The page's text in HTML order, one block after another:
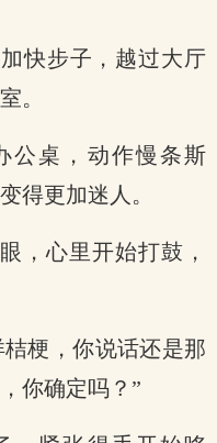
快步子，越过大厅
。
公桌，动作慢条斯
得更加迷人。
，心里开始打鼓，
梗，你说话还是那
你确定吗？”